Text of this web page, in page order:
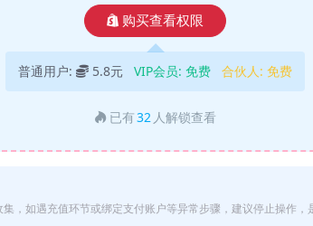
购买查看权限
普通用户: 5.8元 VIP会员: 免费 合伙人: 免费
已有32 人解锁查看
，如遇充值环节或绑定支付账户等异常步骤，建议停止操作